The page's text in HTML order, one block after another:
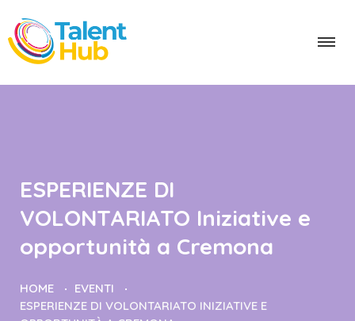
ESPERIENZE DI
VOLONTARIATO Iniziative e
opportunità a Cremona
HOME
EVENTI
ESPERIENZE DI VOLONTARIATO INIZIATIVE E